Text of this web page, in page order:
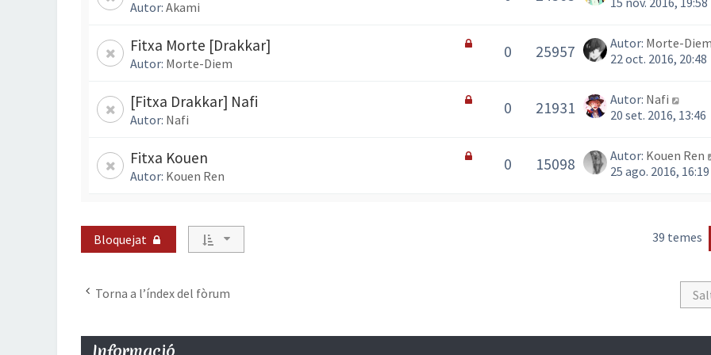
Autor: Akami
Fitxa Morte [Drakkar]
Autor: Morte-Diem
0 25957 Autor: Morte-Diem
22 oct. 2016, 20:48
[Fitxa Drakkar] Nafi
Autor: Nafi
0 21931 Autor: Nafi
20 set. 2016, 13:46
Fitxa Kouen
Autor: Kouen Ren
0 15098 Autor: Kouen Ren
25 ago. 2016, 16:19
Bloquejat 39 temes
Torna a l’índex del fòrum